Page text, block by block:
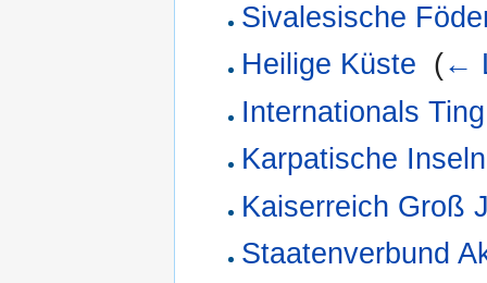
Sivalesische
Heilige Küste (←
Internationals
Karpatische Inseln
Kaiserreich Groß
Staatenverbund